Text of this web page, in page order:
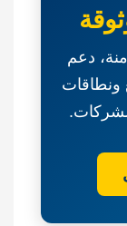
دعم
ونطاقات